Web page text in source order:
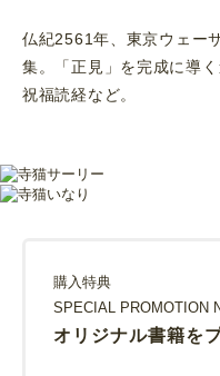
仏紀2561年、東京ウェー
集。「正見」を完成に導
祝福読経など。
購入特典
SPECIAL PROMOTION
オリジナル書籍を